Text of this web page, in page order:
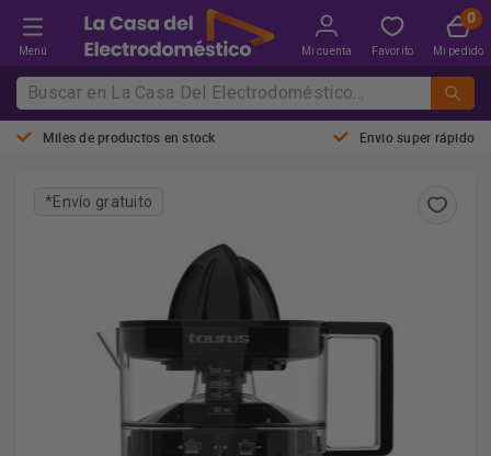
Menú Mi cuenta Favorito Mi pedido
Miles de productos en stock Envio super rápido
*Envío gratuito